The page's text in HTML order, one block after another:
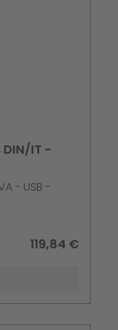
DIN/IT -
- USB -
119,84 €